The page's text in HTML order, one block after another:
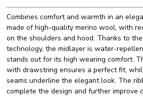
Combines comfort and warmth in an
made of high-quality merino wool, with
on the shoulders and hood. Thanks to
technology, the midlayer is water-
stands out for its high wearing comfort.
with drawstring ensures a perfect fit,
seams underline the elegant look. The
complete the design and further improve